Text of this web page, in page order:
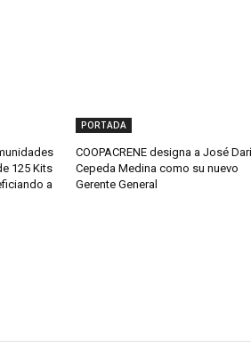
125 Kits
a
PORTADA
COOPACRENE designa a José
Cepeda Medina como su nuevo
Gerente General